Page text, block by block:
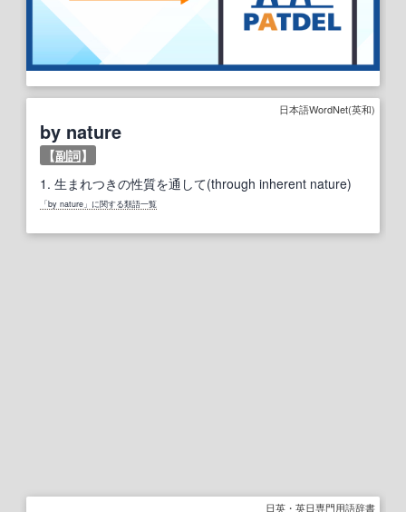
日本語WordNet(英和)
by nature
【副詞】
1. 生まれつきの性質を通して(through inherent nature)
「by nature」に関する類語一覧
日英・英日専門用語辞書